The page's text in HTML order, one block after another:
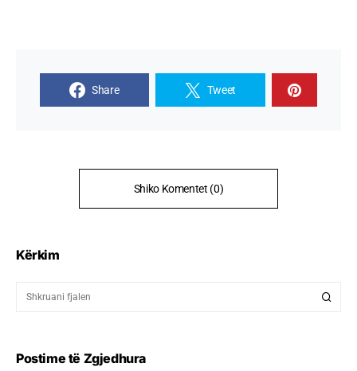
Share Tweet
Shiko Komentet (0)
Kërkim
Postime të Zgjedhura